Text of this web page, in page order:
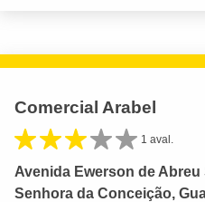
Comercial Arabel
1 aval.
Avenida Ewerson de Abreu
Senhora da Conceição,